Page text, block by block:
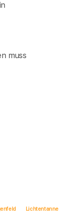
muss
Lichtentanne